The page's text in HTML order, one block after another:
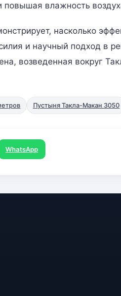
повышая влажность
насколько
и научный подход в
возведенная вокруг
Пустыня Такла-Макан 3050
WhatsApp